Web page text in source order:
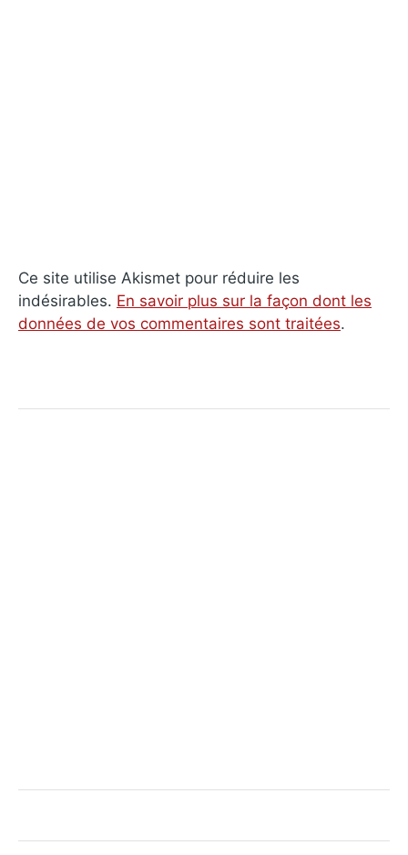
Ce site utilise Akismet pour réduire les
indésirables. En savoir plus sur la façon dont les
données de vos commentaires sont traitées.